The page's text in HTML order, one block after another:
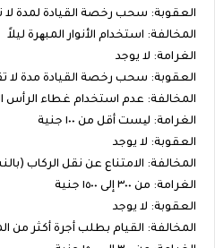
العقوبة: سحب رخصة القيادة لمدة
المخالفة: استخدام الأنوار المبھرة ليلاً
الغرامة: لا يوجد
العقوبة: سحب رخصة القيادة مدة
المخالفة: عدم استخدام غطاء الرأس
الغرامة: لیست أقل من ١٠٠ جنية
العقوبة: لا يوجد
المخالفة: الامتناع عن نقل الركاب
الغرامة: من ٣٠٠ إلى ١٥٠٠ جنية
العقوبة: لا يوجد
المخالفة: القيام بطلب أجرة أكثر من